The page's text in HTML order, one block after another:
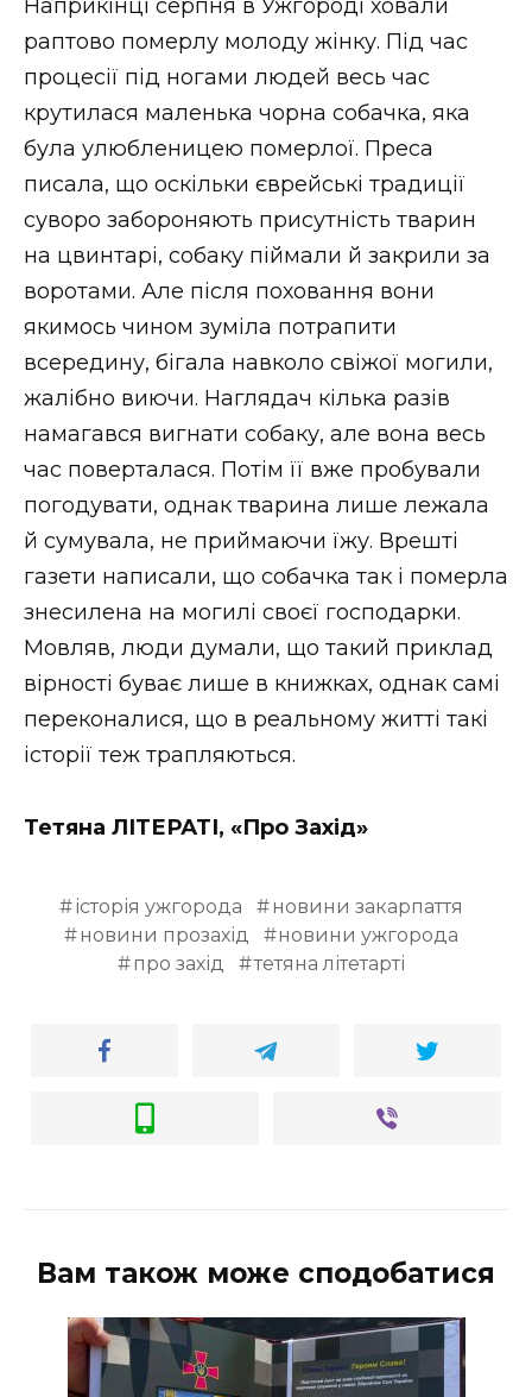
Наприкінці серпня в Ужгороді ховали
раптово померлу молоду жінку. Під час
процесії під ногами людей весь час
крутилася маленька чорна собачка, яка
була улюбленицею померлої. Преса
писала, що оскільки єврейські традиції
суворо забороняють присутність тварин
на цвинтарі, собаку піймали й закрили за
воротами. Але після поховання вони
якимось чином зуміла потрапити
всередину, бігала навколо свіжої могили,
жалібно виючи. Наглядач кілька разів
намагався вигнати собаку, але вона весь
час поверталася. Потім її вже пробували
погодувати, однак тварина лише лежала
й сумувала, не приймаючи їжу. Врешті
газети написали, що собачка так і померла
знесилена на могилі своєї господарки.
Мовляв, люди думали, що такий приклад
вірності буває лише в книжках, однак самі
переконалися, що в реальному житті такі
історії теж трапляються.
Тетяна ЛІТЕРАТІ, «Про Захід»
історія ужгорода
новини закарпаття
новини прозахід
новини ужгорода
про захід
тетяна літетарті
Вам також може сподобатися